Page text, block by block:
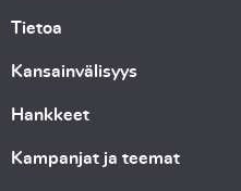
Tietoa
Kansainvälisyys
Hankkeet
Kampanjat ja teemat